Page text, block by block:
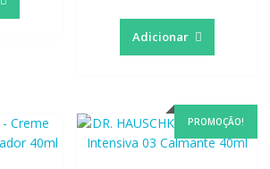
Adicionar
PROMOÇÃO!